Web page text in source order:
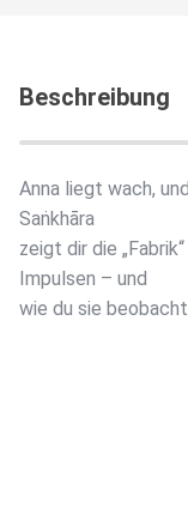
Beschreibung
Anna liegt wach,
Saṅkhāra
zeigt dir die
Impulsen – und
wie du sie